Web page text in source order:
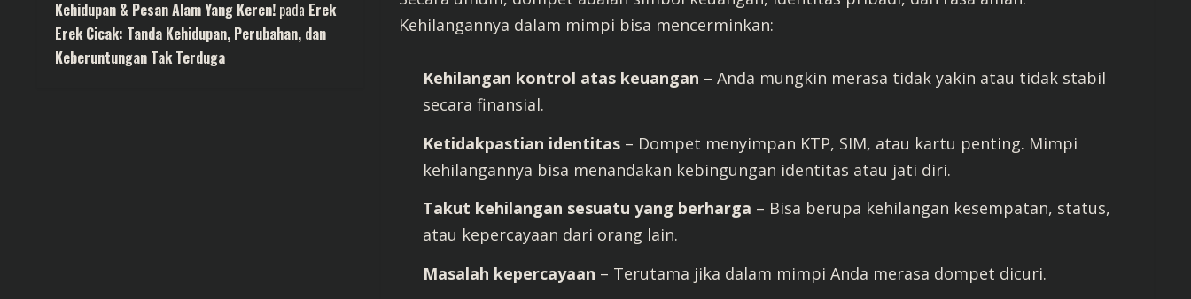
Kehilangannya dalam mimpi bisa mencerminkan:
Kehilangan kontrol atas keuangan – Anda mungkin merasa tidak yakin atau tidak stabil
secara finansial.
Ketidakpastian identitas – Dompet menyimpan KTP, SIM, atau kartu penting. Mimpi
kehilangannya bisa menandakan kebingungan identitas atau jati diri.
Takut kehilangan sesuatu yang berharga – Bisa berupa kehilangan kesempatan, status,
atau kepercayaan dari orang lain.
Masalah kepercayaan – Terutama jika dalam mimpi Anda merasa dompet dicuri.
Kehidupan & Pesan Alam Yang Keren! pada Erek
Erek Cicak: Tanda Kehidupan, Perubahan, dan
Keberuntungan Tak Terduga